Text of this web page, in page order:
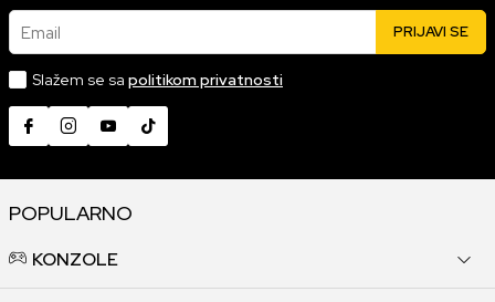
Email PRIJAVI SE
Slažem se sa politikom privatnosti
POPULARNO
KONZOLE